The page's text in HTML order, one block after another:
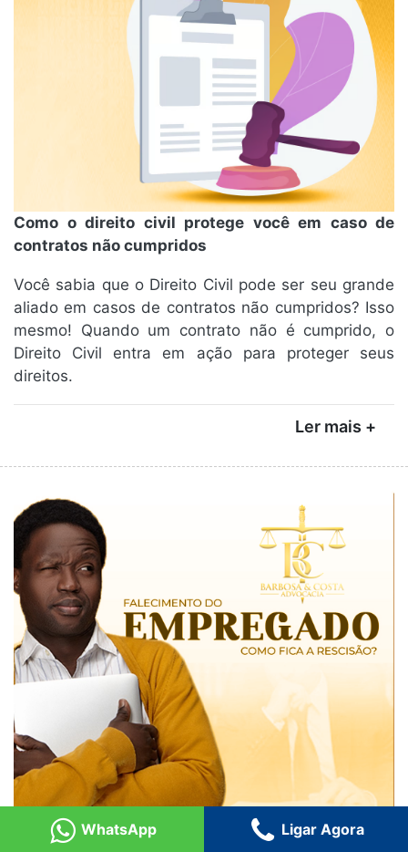
Como o direito civil protege você em caso de
contratos não cumpridos
Você sabia que o Direito Civil pode ser seu grande
aliado em casos de contratos não cumpridos? Isso
mesmo! Quando um contrato não é cumprido, o
Direito Civil entra em ação para proteger seus
direitos.
Ler mais +
WhatsApp Ligar Agora